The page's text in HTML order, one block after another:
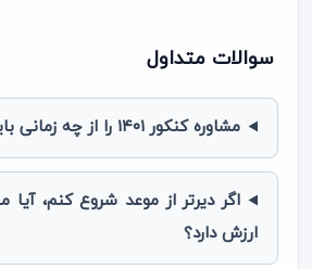
سوالات متداول
مشاوره کنکور ۱۴۰۱ را از چه زمانی باید شروع کنیم؟
اگر دیرتر از موعد شروع کنم، آیا
ارزش دارد؟